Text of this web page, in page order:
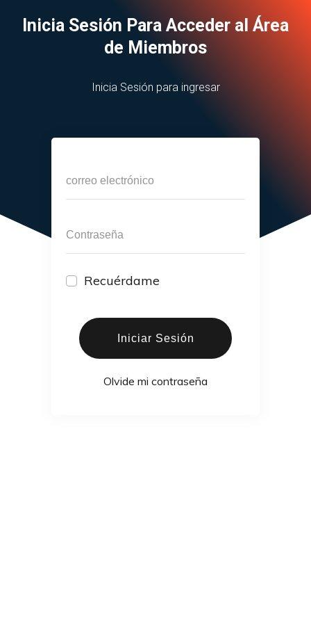
Inicia Sesión Para Acceder al Área
de Miembros
Inicia Sesión para ingresar
Recuérdame
Iniciar Sesión
Olvide mi contraseña